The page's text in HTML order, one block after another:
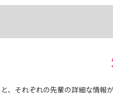
、それぞれの先輩の詳細な情報が